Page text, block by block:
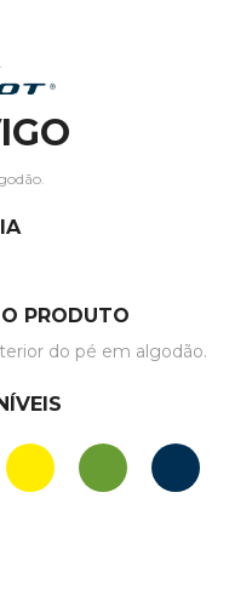
PRODUTO
do pé em algodão.